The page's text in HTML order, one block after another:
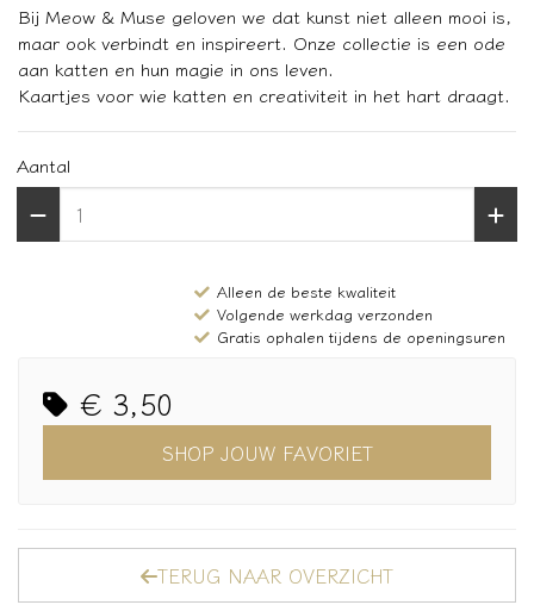
Bij Meow & Muse geloven we dat kunst niet alleen mooi is,
maar ook verbindt en inspireert. Onze collectie is een ode
aan katten en hun magie in ons leven.
Kaartjes voor wie katten en creativiteit in het hart draagt.
Aantal
Alleen de beste kwaliteit
Volgende werkdag verzonden
Gratis ophalen tijdens de openingsuren
€ 3,50
SHOP JOUW FAVORIET
TERUG NAAR OVERZICHT